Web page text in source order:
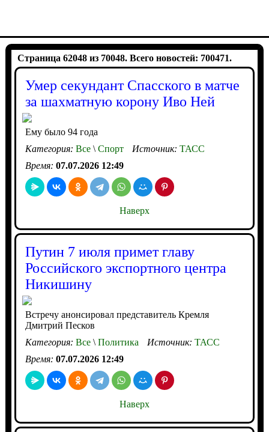
Страница 62048 из 70048. Всего новостей: 700471.
Умер секундант Спасского в матче
за шахматную корону Иво Ней
Ему было 94 года
Категория: Все\Спорт Источник: ТАСС
Время: 07.07.2026 12:49
Наверх
Путин 7 июля примет главу
Российского экспортного центра
Никишину
Встречу анонсировал представитель Кремля
Дмитрий Песков
Категория: Все\Политика Источник: ТАСС
Время: 07.07.2026 12:49
Наверх